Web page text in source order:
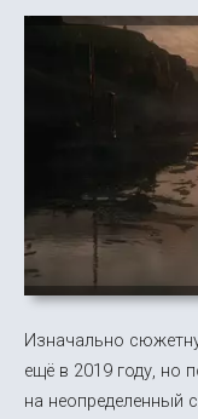
Изначально
ещё в 2019 году, но
на неопределенный